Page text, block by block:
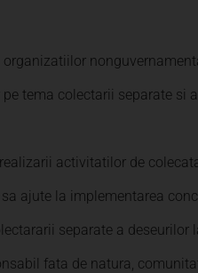
organizatiilor
tema colectarii separate si
activitatilor de
sa ajute la implementarea
separate a deseurilor
fata de natura,